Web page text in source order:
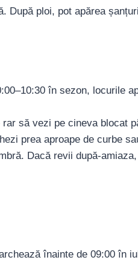
După ploi, pot apărea
în sezon, locurile
să vezi pe cineva blocat
prea aproape de curbe
Dacă revii după-
înainte de 09:00 în